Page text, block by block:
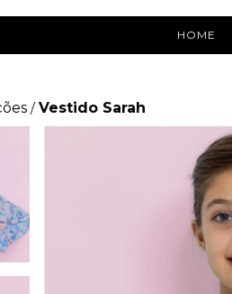
HOME
/ Vestido Sarah